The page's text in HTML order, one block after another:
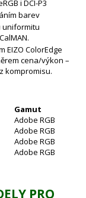
i DCI-P3
barev
uniformitu
EIZO ColorEdge
cena/výkon –
kompromisu.
Gamut
Adobe RGB
Adobe RGB
Adobe RGB
Adobe RGB
PRO